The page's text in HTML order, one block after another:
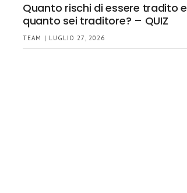
Quanto rischi di essere tradito e
quanto sei traditore? – QUIZ
TEAM | LUGLIO 27, 2026